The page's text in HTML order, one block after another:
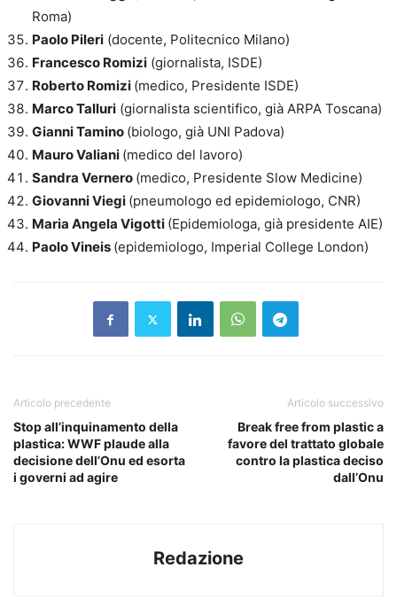
Roma)
Paolo Pileri (docente, Politecnico Milano)
Francesco Romizi (giornalista, ISDE)
Roberto Romizi (medico, Presidente ISDE)
Marco Talluri (giornalista scientifico, già ARPA Toscana)
Gianni Tamino (biologo, già UNI Padova)
Mauro Valiani (medico del lavoro)
Sandra Vernero (medico, Presidente Slow Medicine)
Giovanni Viegi (pneumologo ed epidemiologo, CNR)
Maria Angela Vigotti (Epidemiologa, già presidente AIE)
Paolo Vineis (epidemiologo, Imperial College London)
Articolo precedente
Stop all’inquinamento della
plastica: WWF plaude alla
decisione dell’Onu ed esorta
i governi ad agire
Articolo successivo
Break free from plastic a
favore del trattato globale
contro la plastica deciso
dall’Onu
Redazione